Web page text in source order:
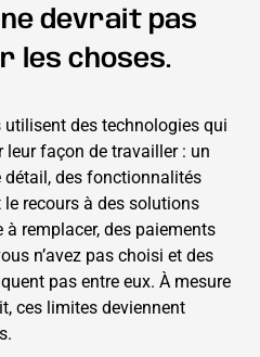
devrait pas
les choses.
des technologies qui
leur façon de travailler : un
détail, des fonctionnalités
recours à des solutions
remplacer, des paiements
n’avez pas choisi et des
pas entre eux. À mesure
ces limites deviennent